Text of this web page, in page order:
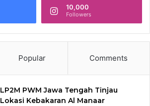
10,000
Followers
Popular Comments
LP2M PWM Jawa Tengah Tinjau
Lokasi Kebakaran Al Manaar